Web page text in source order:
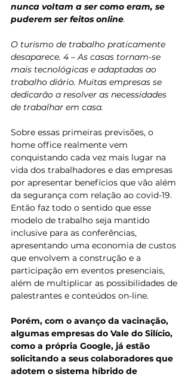
nunca voltam a ser como eram, se
puderem ser feitos online.
O turismo de trabalho praticamente
desaparece. 4 – As casas tornam-se
mais tecnológicas e adaptadas ao
trabalho diário. Muitas empresas se
dedicarão a resolver as necessidades
de trabalhar em casa.
Sobre essas primeiras previsões, o
home office realmente vem
conquistando cada vez mais lugar na
vida dos trabalhadores e das empresas
por apresentar benefícios que vão além
da segurança com relação ao covid-19.
Então faz todo o sentido que esse
modelo de trabalho seja mantido
inclusive para as conferências,
apresentando uma economia de custos
que envolvem a construção e a
participação em eventos presenciais,
além de multiplicar as possibilidades de
palestrantes e conteúdos on-line.
Porém, com o avanço da vacinação,
algumas empresas do Vale do Silício,
como a própria Google, já estão
solicitando a seus colaboradores que
adotem o sistema híbrido de